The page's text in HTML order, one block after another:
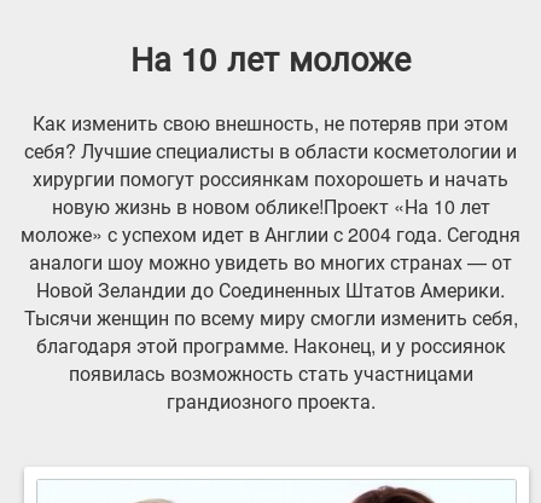
На 10 лет моложе
Как изменить свою внешность, не потеряв при этом
себя? Лучшие специалисты в области косметологии и
хирургии помогут россиянкам похорошеть и начать
новую жизнь в новом облике!Проект «На 10 лет
моложе» с успехом идет в Англии с 2004 года. Сегодня
аналоги шоу можно увидеть во многих странах — от
Новой Зеландии до Соединенных Штатов Америки.
Тысячи женщин по всему миру смогли изменить себя,
благодаря этой программе. Наконец, и у россиянок
появилась возможность стать участницами
грандиозного проекта.